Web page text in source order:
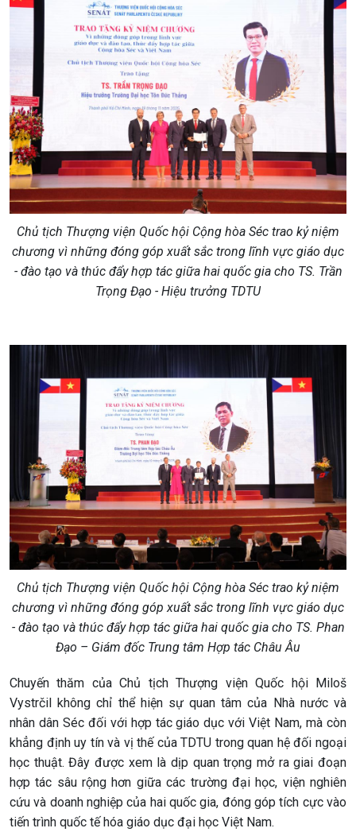
Chủ tịch Thượng viện Quốc hội Cộng hòa Séc trao kỷ niệm
chương vì những đóng góp xuất sắc trong lĩnh vực giáo dục
-đào tạo và thúc đẩy hợp tác giữa hai quốc gia cho TS. Trần
Trọng Đạo - Hiệu trưởng TDTU
Chủ tịch Thượng viện Quốc hội Cộng hòa Séc trao kỷ niệm
chương vì những đóng góp xuất sắc trong lĩnh vực giáo dục
-đào tạo và thúc đẩy hợp tác giữa hai quốc gia cho TS. Phan
Đạo – Giám đốc Trung tâm Hợp tác Châu Âu
Chuyến thăm của Chủ tịch Thượng viện Quốc hội Miloš
Vystrčil không chỉ thể hiện sự quan tâm của Nhà nước và
nhân dân Séc đối với hợp tác giáo dục với Việt Nam, mà còn
khẳng định uy tín và vị thế của TDTU trong quan hệ đối ngoại
học thuật. Đây được xem là dịp quan trọng mở ra giai đoạn
hợp tác sâu rộng hơn giữa các trường đại học, viện nghiên
cứu và doanh nghiệp của hai quốc gia, đóng góp tích cực vào
tiến trình quốc tế hóa giáo dục đại học Việt Nam.